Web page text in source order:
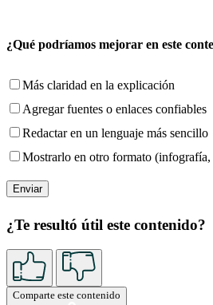
¿Qué podríamos mejorar en este
Más claridad en la explicación
Agregar fuentes o enlaces confiables
Redactar en un lenguaje más sencillo
Mostrarlo en otro formato
¿Te resultó útil este contenido?
Comparte este contenido